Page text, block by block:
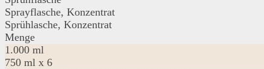
Sprayflasche, Konzentrat
Sprühlasche, Konzentrat
Menge
1.000 ml
750 ml x 6